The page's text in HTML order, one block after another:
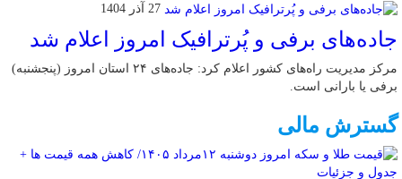
27 آذر 1404
جاده‌های برفی و پُرترافیک امروز اعلام شد
مرکز مدیریت راه‌های کشور اعلام کرد: جاده‌های ۲۴ استان امروز (پنجشنبه)
برفی یا بارانی است.
گسترش مالی